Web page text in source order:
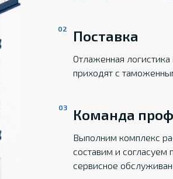
Поставка
Отлаженная
приходят с
Команда
Выполним комплекс
составим и
сервисное